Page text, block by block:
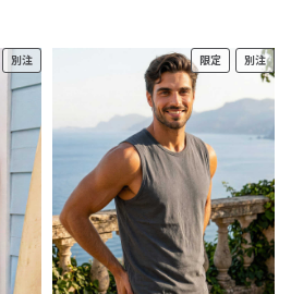
別注 限定 別注